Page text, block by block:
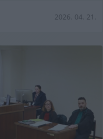
2026. 04. 21.